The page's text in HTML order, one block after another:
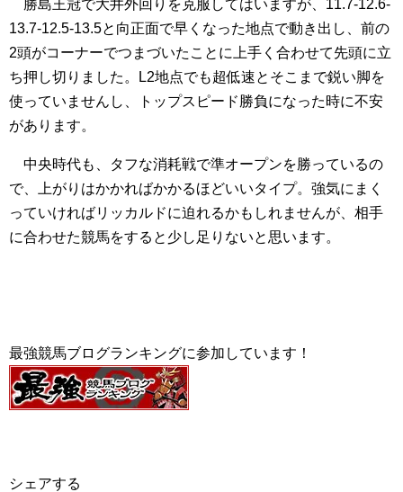
勝島王冠で大井外回りを克服してはいますが、11.7-12.6-
13.7-12.5-13.5と向正面で早くなった地点で動き出し、前の
2頭がコーナーでつまづいたことに上手く合わせて先頭に立
ち押し切りました。L2地点でも超低速とそこまで鋭い脚を
使っていませんし、トップスピード勝負になった時に不安
があります。
中央時代も、タフな消耗戦で準オープンを勝っているの
で、上がりはかかればかかるほどいいタイプ。強気にまく
っていければリッカルドに迫れるかもしれませんが、相手
に合わせた競馬をすると少し足りないと思います。
最強競馬ブログランキングに参加しています！
シェアする